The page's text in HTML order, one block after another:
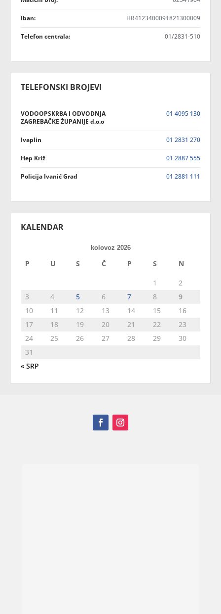
Iban: HR4123400091821300009
Telefon centrala: 01/2831-510
TELEFONSKI BROJEVI
VODOOPSKRBA I ODVODNJA
ZAGREBAČKE ŽUPANIJE d.o.o
01 4095 130
Ivaplin 01 2831 270
Hep Križ 01 2887 555
Policija Ivanić Grad 01 2881 111
KALENDAR
kolovoz 2026
P U S Č P S N
1
2
3
4 5 6 7 8
9
10
11 12 13 14 15
16
17
18 19 20 21 22
23
24
25 26 27 28 29
30
31
« SRP